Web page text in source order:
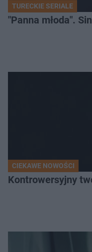
TURECKIE SERIALE
"Panna młoda".
CIEKAWE NOWOŚCI
Kontrowersyjny